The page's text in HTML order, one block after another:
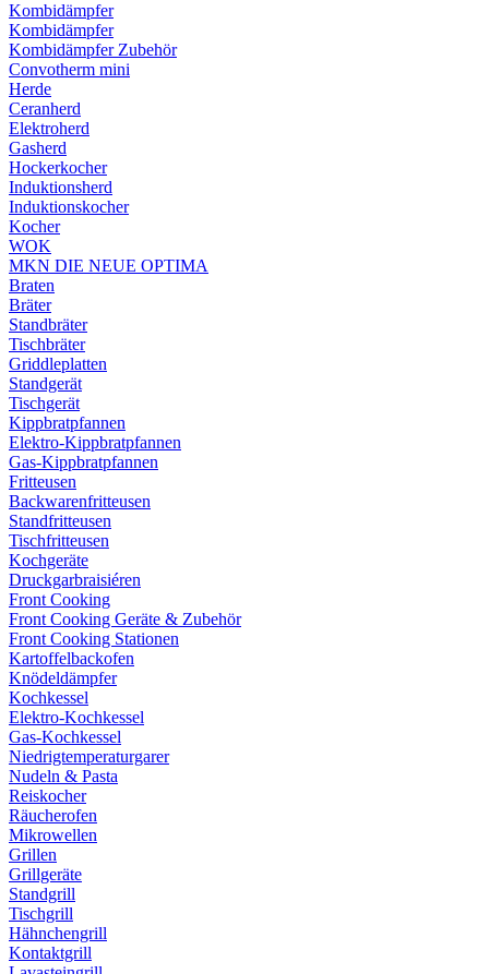
Kombidämpfer
Kombidämpfer
Kombidämpfer Zubehör
Convotherm mini
Herde
Ceranherd
Elektroherd
Gasherd
Hockerkocher
Induktionsherd
Induktionskocher
Kocher
WOK
MKN DIE NEUE OPTIMA
Braten
Bräter
Standbräter
Tischbräter
Griddleplatten
Standgerät
Tischgerät
Kippbratpfannen
Elektro-Kippbratpfannen
Gas-Kippbratpfannen
Fritteusen
Backwarenfritteusen
Standfritteusen
Tischfritteusen
Kochgeräte
Druckgarbraisiéren
Front Cooking
Front Cooking Geräte & Zubehör
Front Cooking Stationen
Kartoffelbackofen
Knödeldämpfer
Kochkessel
Elektro-Kochkessel
Gas-Kochkessel
Niedrigtemperaturgarer
Nudeln & Pasta
Reiskocher
Räucherofen
Mikrowellen
Grillen
Grillgeräte
Standgrill
Tischgrill
Hähnchengrill
Kontaktgrill